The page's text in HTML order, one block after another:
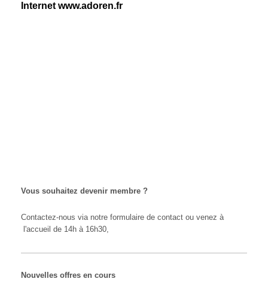
Internet www.adoren.fr
Vous souhaitez devenir membre ?
Contactez-nous via notre formulaire de contact ou venez à
l'accueil de 14h à 16h30,
Nouvelles offres en cours